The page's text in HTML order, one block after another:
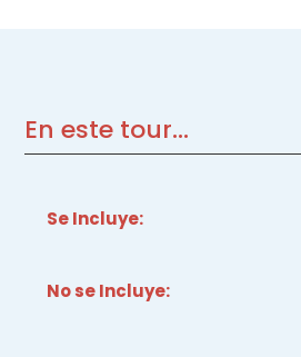
En este tour...
Se Incluye:
No se Incluye: